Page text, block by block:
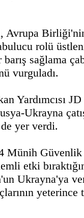
Avrupa
rolü
barış sağlama
vurguladı.
Yardımcısı JD
Ukrayna
yer verdi.
Münih Güvenlik
etki
Ukrayna'ya
yeterince